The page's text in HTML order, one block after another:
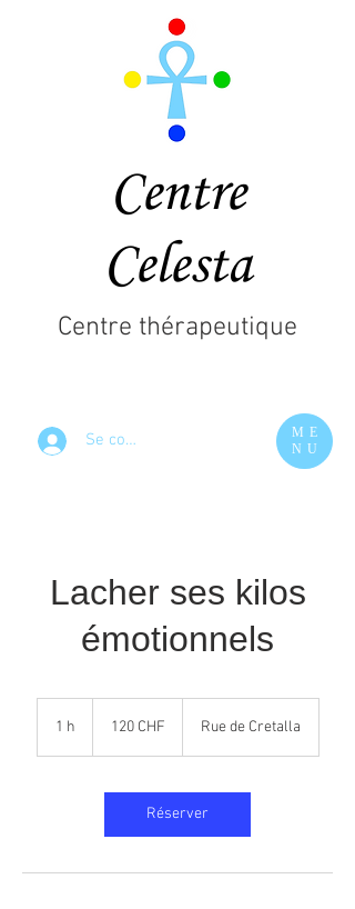
Centre
Celesta
Se connecter
ME
NU
Centre thérapeutique
Lacher ses kilos
émotionnels
1 h
suisses
120 CHF Rue de Cretalla
Réserver